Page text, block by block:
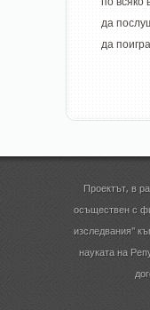
да
да
Проектът, в
осъществен с
изследвания"
науката на